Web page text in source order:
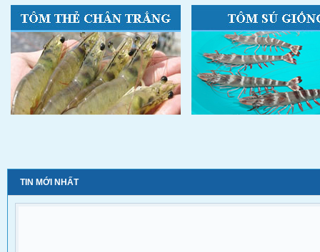
TIN MỚI NHẤT